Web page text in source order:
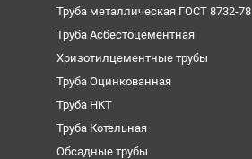
Труба металлическая ГОСТ 8732-78
Труба Асбестоцементная
Хризотилцементные трубы
Труба Оцинкованная
Труба НКТ
Труба Котельная
Обсадные трубы